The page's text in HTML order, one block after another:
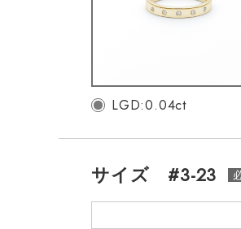
LGD:0.04ct
サイズ #3-23